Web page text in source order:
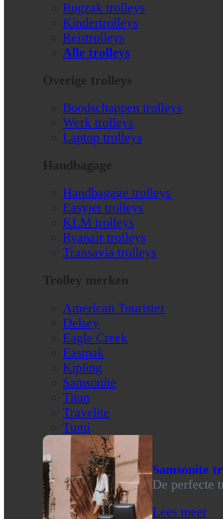
Rugzak trolleys
Kindertrolleys
Reistrolleys
Alle trolleys
Overige trolleys
Boodschappen trolleys
Werk trolleys
Laptop trolleys
Handbagage
Handbagage trolleys
Easyjet trolleys
KLM trolleys
Ryanair trolleys
Transavia trolleys
Trolley merken
American Tourister
Delsey
Eagle Creek
Eastpak
Kipling
Samsonite
Titan
Travelite
Tumi
Samsonite
De perfecte
Lees meer